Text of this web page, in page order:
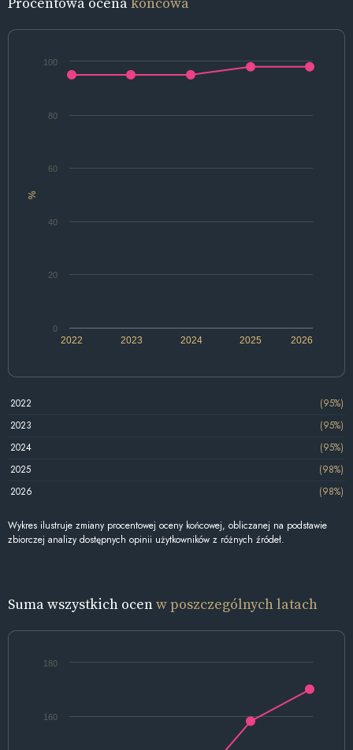
%
2022 2024 2026
2023 2025
0
20
40
60
80
100
2022
(95%)
2023
(95%)
2024
(95%)
2025
(98%)
2026
(98%)
Wykres ilustruje zmiany procentowej oceny końcowej, obliczanej na podstawie
zbiorczej analizy dostępnych opinii użytkowników z różnych źródeł.
Suma wszystkich ocenw poszczególnych latach
160
180